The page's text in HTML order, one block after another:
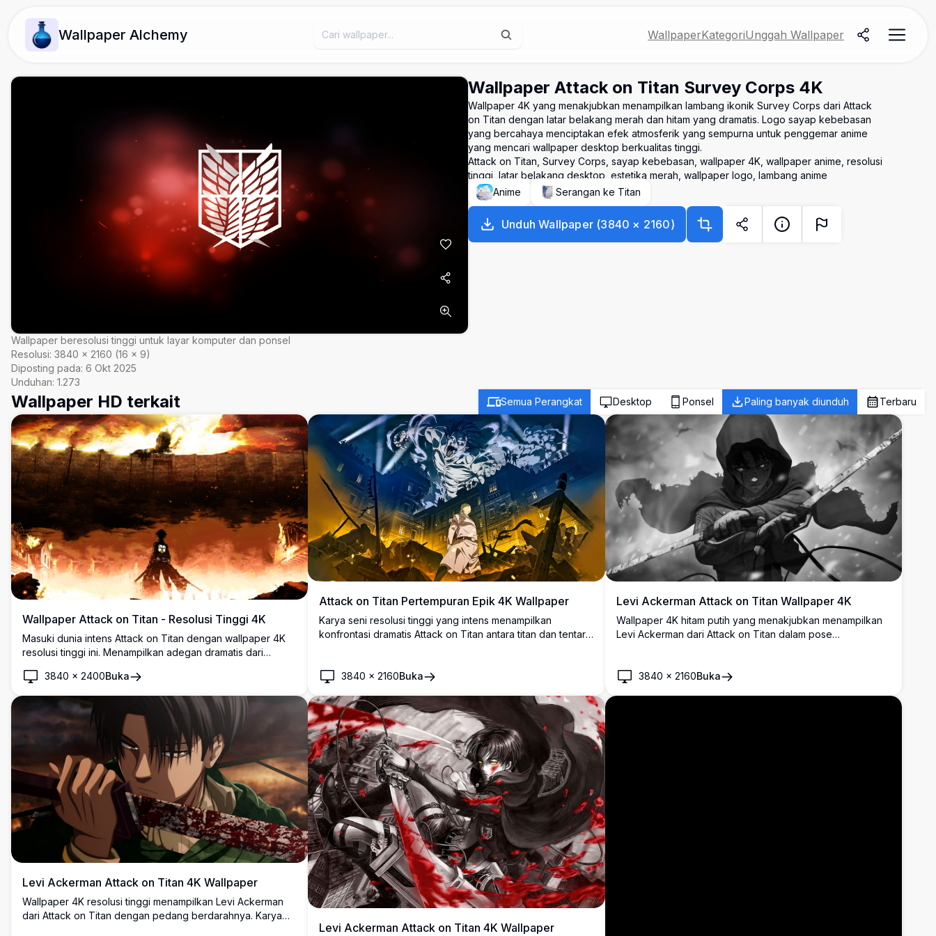
Wallpaper Alchemy WallpaperKategoriUnggah Wallpaper
Wallpaper beresolusi tinggi untuk layar komputer dan ponsel
Resolusi: 3840 × 2160 (16 × 9)
Diposting pada: 6 Okt 2025
Unduhan: 1.273
Wallpaper Attack on Titan Survey Corps 4K
Wallpaper 4K yang menakjubkan menampilkan lambang ikonik Survey Corps dari Attack
on Titan dengan latar belakang merah dan hitam yang dramatis. Logo sayap kebebasan
yang bercahaya menciptakan efek atmosferik yang sempurna untuk penggemar anime
yang mencari wallpaper desktop berkualitas tinggi.
Attack on Titan, Survey Corps, sayap kebebasan, wallpaper 4K, wallpaper anime, resolusi
tinggi, latar belakang desktop, estetika merah, wallpaper logo, lambang anime
Anime
Serangan ke Titan
Unduh Wallpaper (3840 × 2160)
Wallpaper HD terkait Semua Perangkat Desktop Ponsel Paling banyak diunduh Terbaru
Wallpaper Attack on Titan - Resolusi Tinggi 4K
Masuki dunia intens Attack on Titan dengan wallpaper 4K
resolusi tinggi ini. Menampilkan adegan dramatis dari
dan titan kolosal yang merobohkan dinding, karya seni ini
menangkap skala epik dan ketegangan dari serial tersebut.
3840 × 2400Buka
Attack on Titan Pertempuran Epik 4K Wallpaper
Karya seni resolusi tinggi yang intens menampilkan
konfrontasi dramatis Attack on Titan antara titan dan tentara
pencahayaan emas, transformasi titan yang masif, dan
belakang desktop.
3840 ×2160Buka
Levi Ackerman Attack on Titan Wallpaper 4K
Wallpaper 4K hitam putih yang menakjubkan menampilkan
Levi Ackerman dari Attack on Titan dalam pose
ODM ikoniknya dan ekspresi tekad melawan latar belakang
3840 × 2160Buka
Levi Ackerman Attack on Titan 4K Wallpaper
Wallpaper 4K resolusi tinggi menampilkan Levi Ackerman
dari Attack on Titan dengan pedang berdarahnya. Karya
Levi Ackerman Attack on Titan 4K Wallpaper